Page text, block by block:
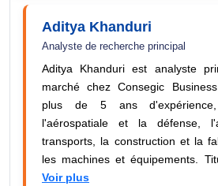
Aditya Khanduri
Analyste de recherche principal
Aditya Khanduri est analyste
marché chez Consegic
plus de 5 ans
l'aérospatiale et la défense,
transports, la construction et la
les machines et équipements.
Voir plus